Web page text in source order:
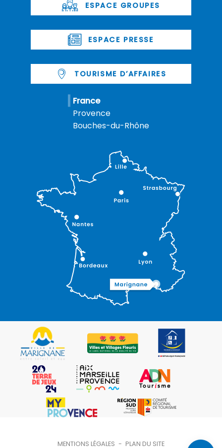
par email
ESPACE GROUPES
ESPACE PRESSE
TOURISME D’AFFAIRES
France
Provence
Bouches-du-Rhône
MENTIONS LÉGALES - PLAN DU SITE